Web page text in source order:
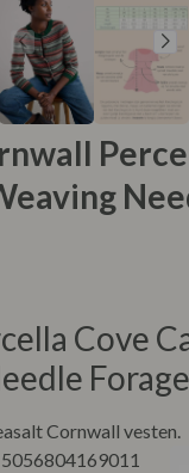
Cove
Cornwall vesten.